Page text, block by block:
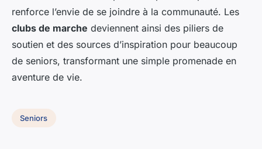
renforce l’envie de se joindre à la communauté. Les
clubs de marche deviennent ainsi des piliers de
soutien et des sources d’inspiration pour beaucoup
de seniors, transformant une simple promenade en
aventure de vie.
Seniors